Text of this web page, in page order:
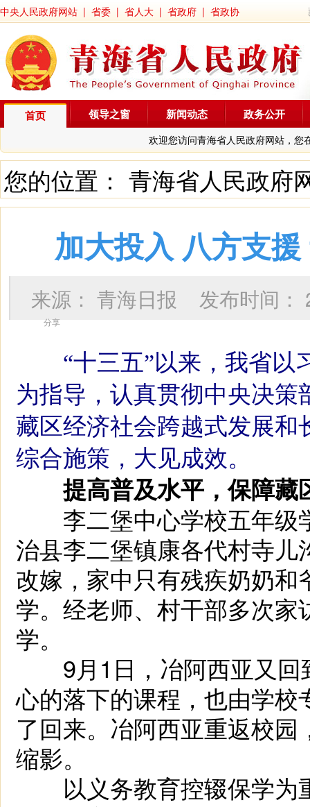
中央人民政府网站 | 省委 | 省人大 | 省政府 | 省政协
首页
欢迎您访问青海省人民政府网站，您
领导之窗 新闻动态 政务公开
您的位置： 青海省人民政府
加大投入 八方支
来源： 青海日报 发布时间：
分享
“十三五”以来，我省以
为指导，认真贯彻中央决
藏区经济社会跨越式发展和
综合施策，大见成效。
提高普及水平，保障藏
李二堡中心学校五年级
治县李二堡镇康各代村寺
改嫁，家中只有残疾奶奶
学。经老师、村干部多次
学。
9月1日，冶阿西亚又回
心的落下的课程，也由学
了回来。冶阿西亚重返校园
缩影。
以义务教育控辍保学为